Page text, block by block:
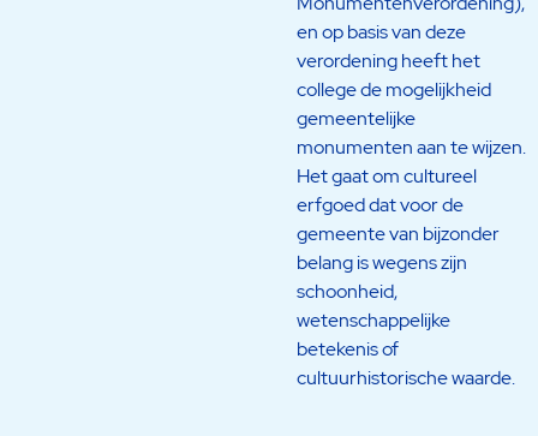
en op basis van deze
verordening heeft het
college de mogelijkheid
gemeentelijke
monumenten aan te wijzen.
Het gaat om cultureel
erfgoed dat voor de
gemeente van bijzonder
belang is wegens zijn
schoonheid,
wetenschappelijke
betekenis of
cultuurhistorische waarde.